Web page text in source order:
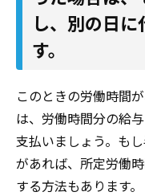
し、別の日
す。
このときの労働時間
は、労働時間分の給
支払いましょう。も
があれば、所定労働
する方法もあります。